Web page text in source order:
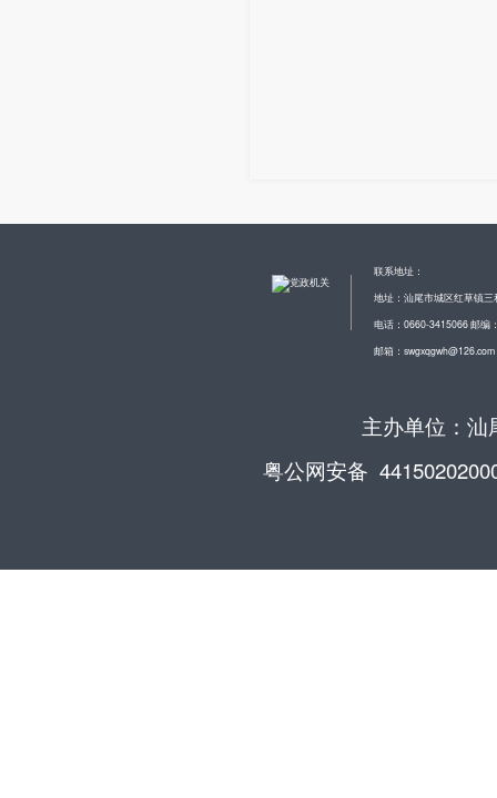
联系地址：
地址：汕尾市城区红草镇
电话：0660-3415066 邮编
邮箱：swgxqgwh@126.com
主办单位：汕
粤公网安备